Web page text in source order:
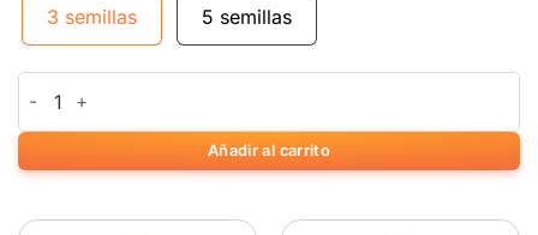
3 semillas 5 semillas
Añadir al carrito